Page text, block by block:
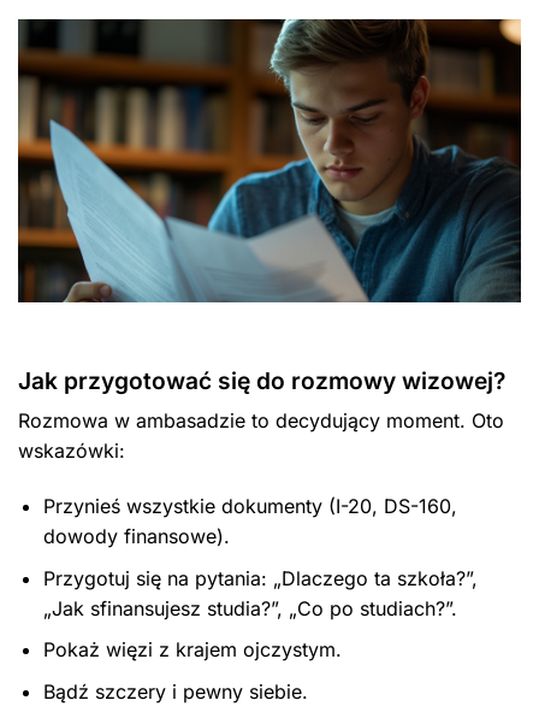
Jak przygotować się do rozmowy wizowej?
Rozmowa w ambasadzie to decydujący moment. Oto
wskazówki:
Przynieś wszystkie dokumenty (I-20, DS-160,
dowody finansowe).
Przygotuj się na pytania: „Dlaczego ta szkoła?”,
„Jak sfinansujesz studia?”, „Co po studiach?”.
Pokaż więzi z krajem ojczystym.
Bądź szczery i pewny siebie.